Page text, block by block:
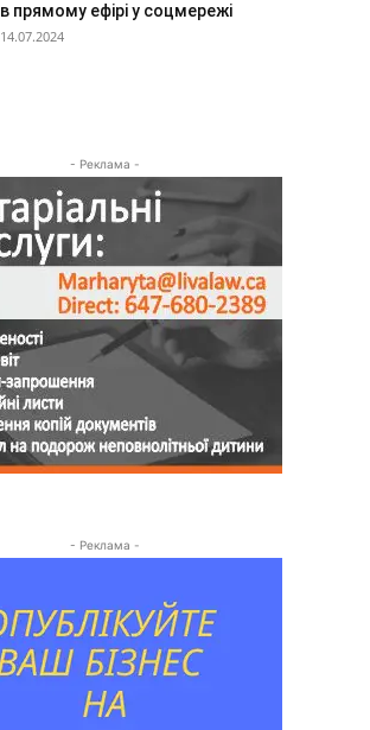
в прямому ефірі у соцмережі
14.07.2024
- Реклама -
- Реклама -